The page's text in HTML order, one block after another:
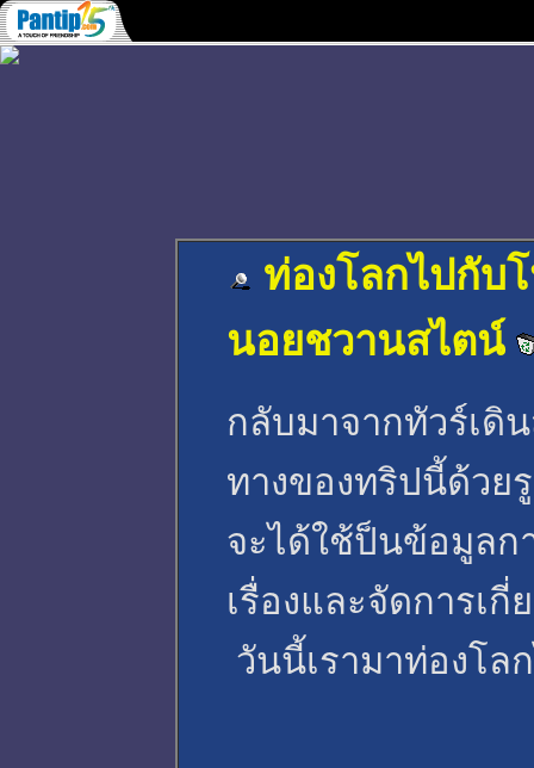
ท่องโลกไปกับ
นอยชวานสไตน์
กลับมาจากทัวร์เดิ
ทางของทริปนี้ด้วย
จะได้ใช้ป็นข้อมูลก
เรื่องและจัดการเ
วันนี้เรามาท่องโล